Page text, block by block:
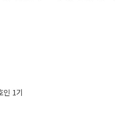
인 1기